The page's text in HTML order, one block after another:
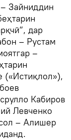
Зайниддин
дар
– Рустам
–
(«Истиқлол»),
Кабиров
Левченко
– Алишер